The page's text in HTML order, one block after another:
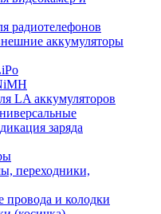
радиотелефонов
аккумуляторы
LA аккумуляторов
заряда
переходники,
провода и колодки